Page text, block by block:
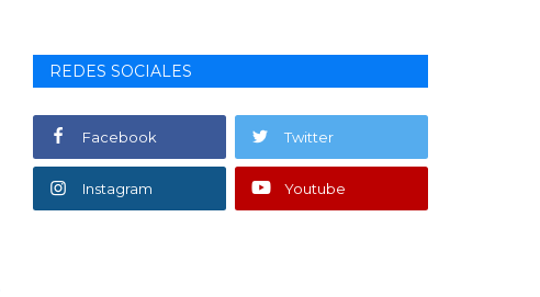
REDES SOCIALES
Facebook Twitter
Instagram Youtube